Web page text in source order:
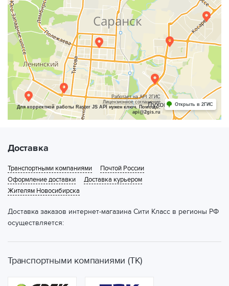
Работает на API 2ГИС
Лицензионное соглашение
Для корректной работы Raster JS API нужен ключ. Помощь:
api@2gis.ru
Открыть в 2ГИС
Доставка
Транспортными компаниями
Почтой России
Оформление доставки
Доставка курьером
Жителям Новосибирска
Доставка заказов интернет-магазина Сити Класс в регионы РФ
осуществляется:
Транспортными компаниями (ТК)